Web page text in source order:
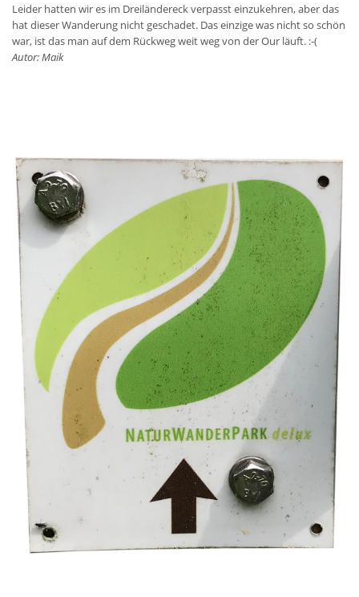
Leider hatten wir es im Dreiländereck verpasst einzukehren, aber das
hat dieser Wanderung nicht geschadet. Das einzige was nicht so schön
war, ist das man auf dem Rückweg weit weg von der Our läuft. :-(
Autor: Maik